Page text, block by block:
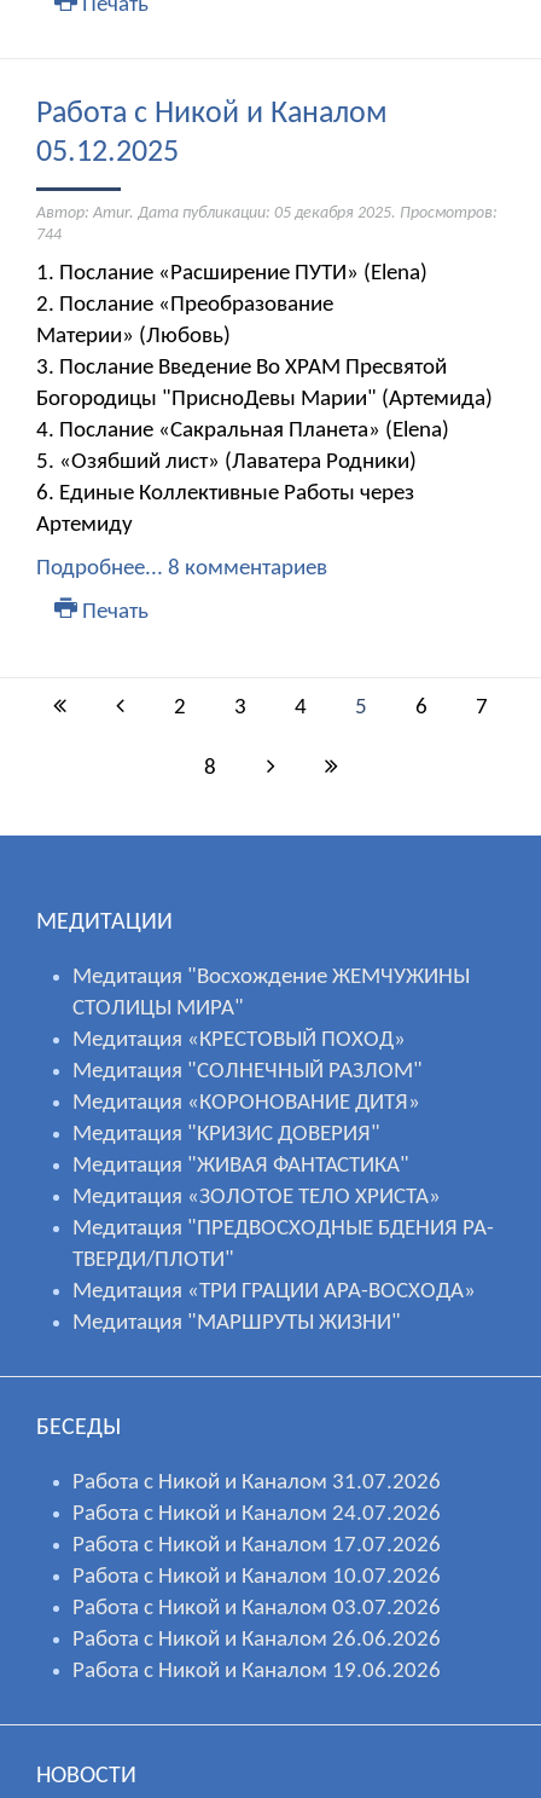
Печать
Работа с Никой и Каналом
05.12.2025
Автор: Amur. Дата публикации: 05 декабря 2025. Просмотров:
744
1. Послание «Расширение ПУТИ» (Elena)
2. Послание «Преобразование
Материи» (Любовь)
3. Послание Введение Во ХРАМ Пресвятой
Богородицы "ПрисноДевы Марии" (Артемида)
4. Послание «Сакральная Планета» (Elena)
5. «Озябший лист» (Лаватера Родники)
6. Единые Коллективные Работы через
Артемиду
Подробнее... 8 комментариев
Печать
2 3 4 5 6 7
8
МЕДИТАЦИИ
Медитация "Восхождение ЖЕМЧУЖИНЫ
СТОЛИЦЫ МИРА"
Медитация «КРЕСТОВЫЙ ПОХОД»
Медитация "СОЛНЕЧНЫЙ РАЗЛОМ"
Медитация «КОРОНОВАНИЕ ДИТЯ»
Медитация "КРИЗИС ДОВЕРИЯ"
Медитация "ЖИВАЯ ФАНТАСТИКА"
Медитация «ЗОЛОТОЕ ТЕЛО ХРИСТА»
Медитация "ПРЕДВОСХОДНЫЕ БДЕНИЯ РА-
ТВЕРДИ/ПЛОТИ"
Медитация «ТРИ ГРАЦИИ АРА-ВОСХОДА»
Медитация "МАРШРУТЫ ЖИЗНИ"
БЕСЕДЫ
Работа с Никой и Каналом 31.07.2026
Работа с Никой и Каналом 24.07.2026
Работа с Никой и Каналом 17.07.2026
Работа с Никой и Каналом 10.07.2026
Работа с Никой и Каналом 03.07.2026
Работа с Никой и Каналом 26.06.2026
Работа с Никой и Каналом 19.06.2026
НОВОСТИ